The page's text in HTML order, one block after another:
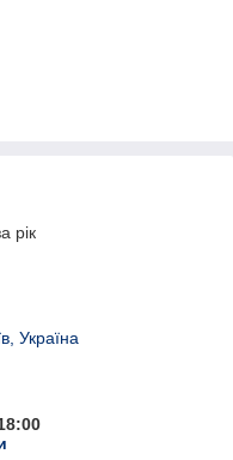
рік
Україна